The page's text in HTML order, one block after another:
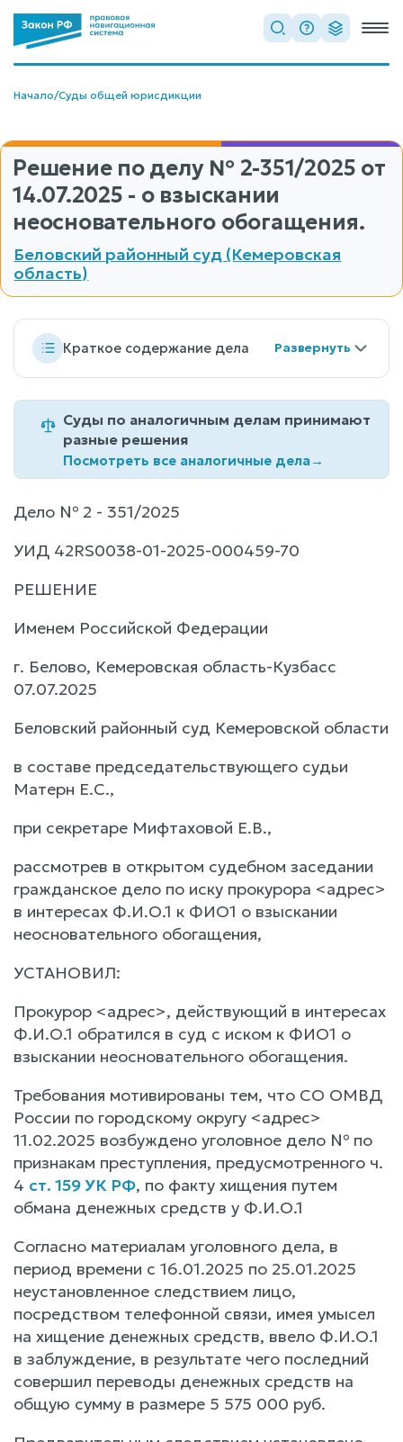
Начало/Суды общей юрисдикции
Решение по делу № 2-351/2025 от
14.07.2025 - о взыскании
неосновательного обогащения.
Беловский районный суд (Кемеровская
область)
Краткое содержание дела
Суды по аналогичным делам принимают
разные решения
Посмотреть все аналогичные дела→
Дело № 2 - 351/2025
УИД 42RS0038-01-2025-000459-70
РЕШЕНИЕ
Именем Российской Федерации
г. Белово, Кемеровская область-Кузбасс
07.07.2025
Беловский районный суд Кемеровской области
в составе председательствующего судьи
Матерн Е.С.,
при секретаре Мифтаховой Е.В.,
рассмотрев в открытом судебном заседании
гражданское дело по иску прокурора <адрес>
в интересах Ф.И.О.1 к ФИО1 о взыскании
неосновательного обогащения,
УСТАНОВИЛ:
Прокурор <адрес>, действующий в интересах
Ф.И.О.1 обратился в суд с иском к ФИО1 о
взыскании неосновательного обогащения.
Требования мотивированы тем, что СО ОМВД
России по городскому округу <адрес>
11.02.2025 возбуждено уголовное дело № по
признакам преступления, предусмотренного ч.
4 ст. 159 УК РФ, по факту хищения путем
обмана денежных средств у Ф.И.О.1
Согласно материалам уголовного дела, в
период времени с 16.01.2025 по 25.01.2025
неустановленное следствием лицо,
посредством телефонной связи, имея умысел
на хищение денежных средств, ввело Ф.И.О.1
в заблуждение, в результате чего последний
совершил переводы денежных средств на
общую сумму в размере 5 575 000 руб.